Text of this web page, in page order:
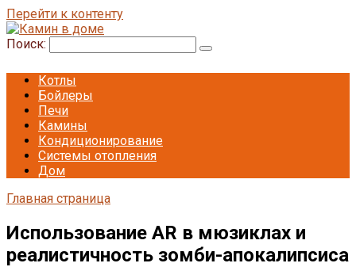
Перейти к контенту
Поиск:
Котлы
Бойлеры
Печи
Камины
Кондиционирование
Системы отопления
Дом
Главная страница
Использование AR в мюзиклах и
реалистичность зомби-апокалипсиса